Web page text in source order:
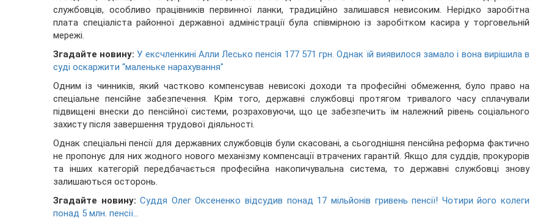
службовців, особливо працівників первинної ланки, традиційно залишався невисоким. Нерідко заробітна
плата спеціаліста районної державної адміністрації була співмірною із заробітком касира у торговельній
мережі.
Згадайте новину:У ексчленкині Алли Лесько пенсія 177 571 грн. Однак їй виявилося замало і вона вирішила в
суді оскаржити “маленьке нарахування"
Одним із чинників, який частково компенсував невисокі доходи та професійні обмеження, було право на
спеціальне пенсійне забезпечення. Крім того, державні службовці протягом тривалого часу сплачували
підвищені внески до пенсійної системи, розраховуючи, що це забезпечить їм належний рівень соціального
захисту після завершення трудової діяльності.
Однак спеціальні пенсії для державних службовців були скасовані, а сьогоднішня пенсійна реформа фактично
не пропонує для них жодного нового механізму компенсації втрачених гарантій. Якщо для суддів, прокурорів
та інших категорій передбачається професійна накопичувальна система, то державні службовці знову
залишаються осторонь.
Згадайте новину:Суддя Олег Оксененко відсудив понад 17 мільйонів гривень пенсії! Чотири його колеги
понад 5 млн. пенсії...